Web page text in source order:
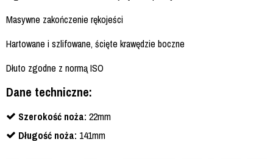
Masywne zakończenie rękojeści
Hartowane i szlifowane, ścięte krawędzie boczne
Dłuto zgodne z normą ISO
Dane techniczne:
Szerokość noża: 22mm
Długość noża: 141mm